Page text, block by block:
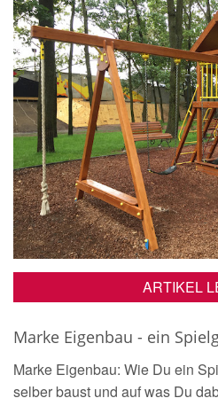
ARTIKEL
Marke Eigenbau - ein
Marke Eigenbau: Wie Du ein
selber baust und auf was Du